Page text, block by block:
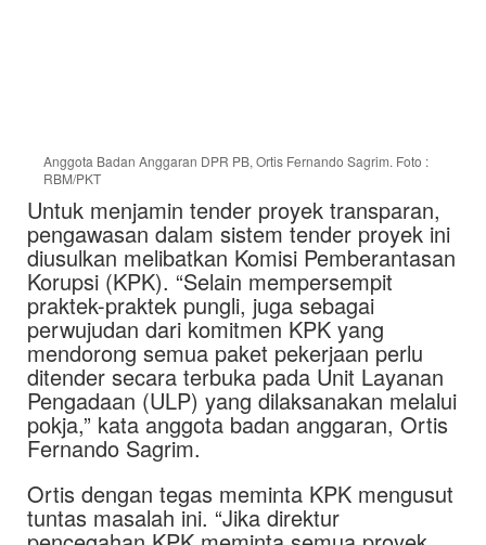
Anggota Badan Anggaran DPR PB, Ortis Fernando Sagrim. Foto :
RBM/PKT
Untuk menjamin tender proyek transparan,
pengawasan dalam sistem tender proyek ini
diusulkan melibatkan Komisi Pemberantasan
Korupsi (KPK). “Selain mempersempit
praktek-praktek pungli, juga sebagai
perwujudan dari komitmen KPK yang
mendorong semua paket pekerjaan perlu
ditender secara terbuka pada Unit Layanan
Pengadaan (ULP) yang dilaksanakan melalui
pokja,” kata anggota badan anggaran, Ortis
Fernando Sagrim.
Ortis dengan tegas meminta KPK mengusut
tuntas masalah ini. “Jika direktur